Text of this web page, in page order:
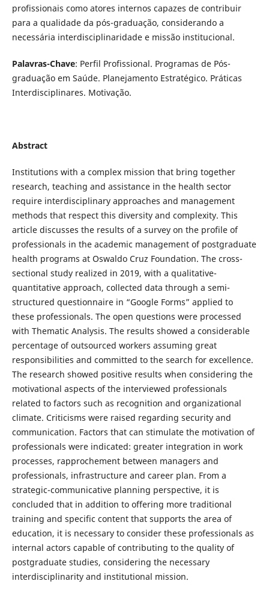
profissionais como atores internos capazes de contribuir
para a qualidade da pós-graduação, considerando a
necessária interdisciplinaridade e missão institucional.
Palavras-Chave: Perfil Profissional. Programas de Pós-
graduação em Saúde. Planejamento Estratégico. Práticas
Interdisciplinares. Motivação.
Abstract
Institutions with a complex mission that bring together
research, teaching and assistance in the health sector
require interdisciplinary approaches and management
methods that respect this diversity and complexity. This
article discusses the results of a survey on the profile of
professionals in the academic management of postgraduate
health programs at Oswaldo Cruz Foundation. The cross-
sectional study realized in 2019, with a qualitative-
quantitative approach, collected data through a semi-
structured questionnaire in “Google Forms” applied to
these professionals. The open questions were processed
with Thematic Analysis. The results showed a considerable
percentage of outsourced workers assuming great
responsibilities and committed to the search for excellence.
The research showed positive results when considering the
motivational aspects of the interviewed professionals
related to factors such as recognition and organizational
climate. Criticisms were raised regarding security and
communication. Factors that can stimulate the motivation of
professionals were indicated: greater integration in work
processes, rapprochement between managers and
professionals, infrastructure and career plan. From a
strategic-communicative planning perspective, it is
concluded that in addition to offering more traditional
training and specific content that supports the area of
education, it is necessary to consider these professionals as
internal actors capable of contributing to the quality of
postgraduate studies, considering the necessary
interdisciplinarity and institutional mission.